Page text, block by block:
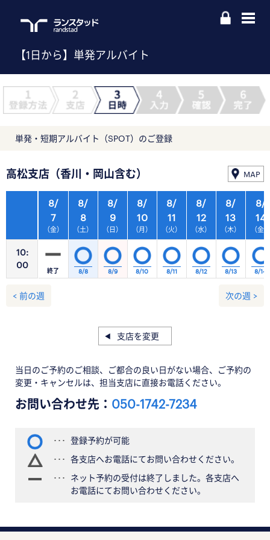
【1日から】単発アルバイト
単発・短期アルバイト（SPOT）のご登録
高松支店（香川・岡山含む） MAP
10:
00
8/
7
（金）
8/
8
（土）
8/
9
（日）
8/
10
（月）
8/
11
（火）
8/
12
（水）
8/
13
（木）
終了 8/8 8/9 8/10 8/11 8/12 8/13
8/
14
（金）
8/14
< 前の週 次の週 >
支店を変更
当日のご予約のご相談、ご都合の良い日がない場合、ご予約の
変更・キャンセルは、担当支店に直接お電話ください。
お問い合わせ先： 050-1742-7234
登録予約が可能
各支店へお電話にてお問い合わせください。
ネット予約の受付は終了しました。各支店へ
お電話にてお問い合わせください。